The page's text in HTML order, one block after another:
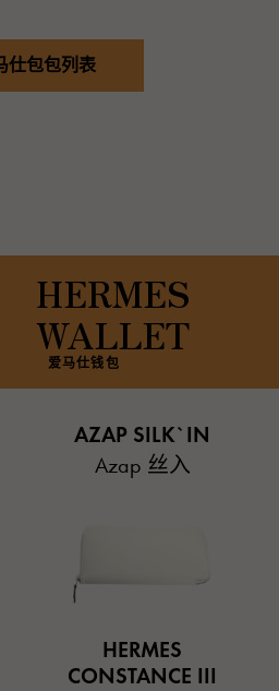
仕包包列表
HERMES
WALLET
爱马仕钱包
AZAP SILK`IN
Azap 丝入
HERMES
CONSTANCE III